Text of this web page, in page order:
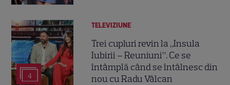
4
TELEVIZIUNE
Trei cupluri revin la „Insula
Iubirii – Reuniuni”. Ce se
întâmplă când se întâlnesc din
nou cu Radu Vâlcan